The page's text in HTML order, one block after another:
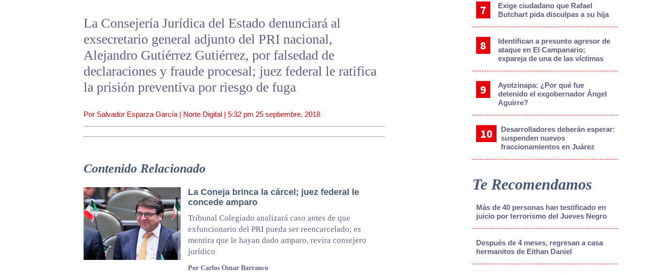
La Consejería Jurídica del Estado denunciará al
exsecretario general adjunto del PRI nacional,
Alejandro Gutiérrez Gutiérrez, por falsedad de
declaraciones y fraude procesal; juez federal le ratifica
la prisión preventiva por riesgo de fuga
Por Salvador Esparza García | Norte Digital | 5:32 pm 25 septiembre, 2018
Contenido Relacionado
La Coneja brinca la cárcel; juez federal le
concede amparo
Tribunal Colegiado analizará caso antes de que
exfuncionario del PRI pueda ser reencarcelado; es
mentira que le hayan dado amparo, revira consejero
jurídico
Por Carlos Omar Barranco
Exige ciudadano que Rafael
Butchart pida disculpas a su hija
Identifican a presunto agresor de
ataque en El Campanario;
expareja de una de las víctimas
Ayotzinapa: ¿Por qué fue
detenido el exgobernador Ángel
Aguirre?
Desarrolladores deberán esperar:
suspenden nuevos
fraccionamientos en Juárez
Te Recomendamos
Más de 40 personas han testificado en
juicio por terrorismo del Jueves Negro
Después de 4 meses, regresan a casa
hermanitos de Eithan Daniel